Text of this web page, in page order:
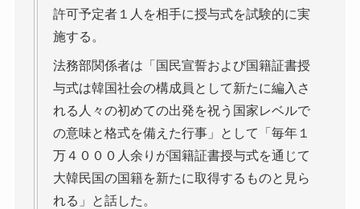
許可予定者１人を相手に授与式を試験的に実
施する。
法務部関係者は「国民宣誓および国籍証書授
与式は韓国社会の構成員として新たに編入さ
れる人々の初めての出発を祝う国家レベルで
の意味と格式を備えた行事」として「毎年１
万４０００人余りが国籍証書授与式を通じて
大韓民国の国籍を新たに取得するものと見ら
れる」と話した。